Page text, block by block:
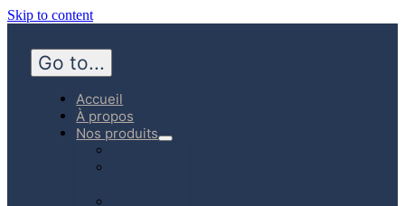
Skip to content
Go to...
Accueil
À propos
Nos produits